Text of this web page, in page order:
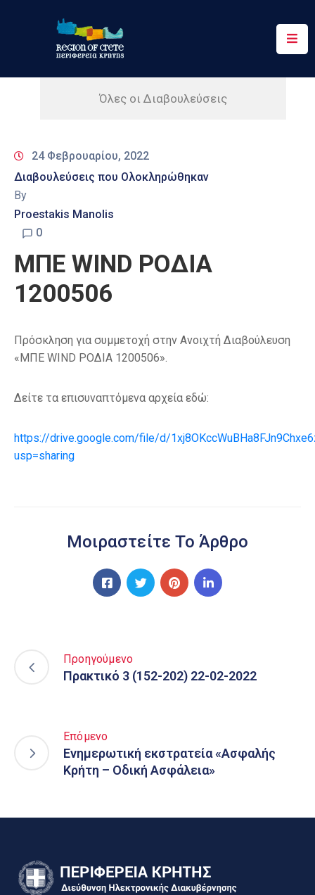
Περιφέρεια
Δράσεις
Ψηφιακές
Υπηρεσίες
Επικοινωνία
Όλες οι Διαβουλεύσεις
24 Φεβρουαρίου, 2022
Διαβουλεύσεις που Ολοκληρώθηκαν
By
Proestakis Manolis
0
ΜΠΕ WIND ΡΟΔΙΑ
1200506
Πρόσκληση για συμμετοχή στην Ανοιχτή Διαβούλευση
«ΜΠΕ WIND ΡΟΔΙΑ 1200506».
Δείτε τα επισυναπτόμενα αρχεία εδώ:
https://drive.google.com/file/d/
usp=sharing
Μοιραστείτε Το Άρθρο
Προηγούμενο
Πρακτικό 3 (152-202) 22-02-2022
Επόμενο
Ενημερωτική εκστρατεία «Ασφαλής
Κρήτη – Οδική Ασφάλεια»